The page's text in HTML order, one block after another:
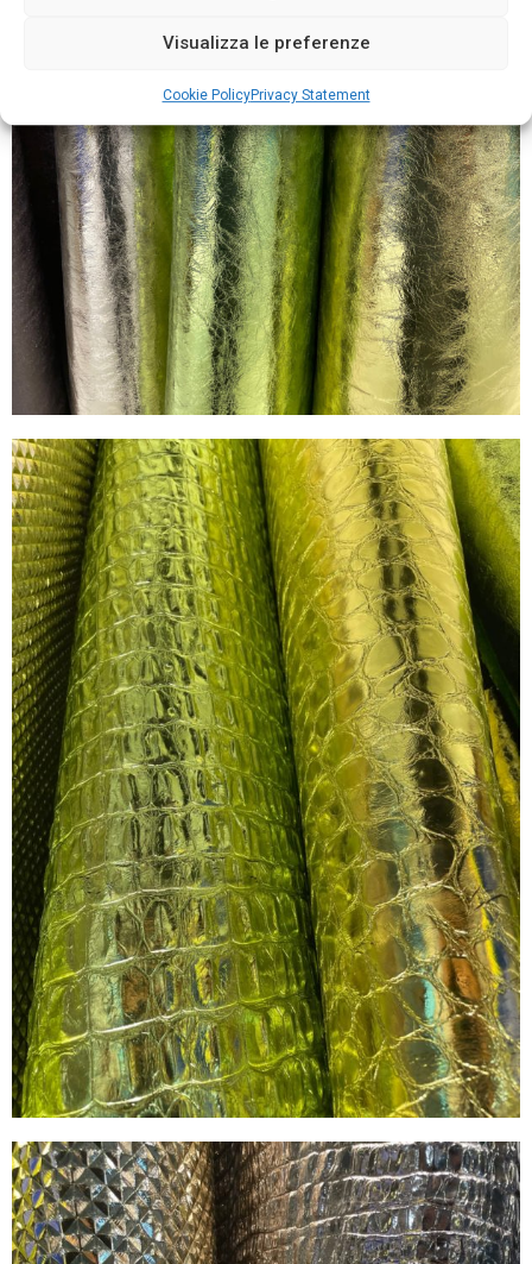
Visualizza le preferenze
Cookie PolicyPrivacy Statement